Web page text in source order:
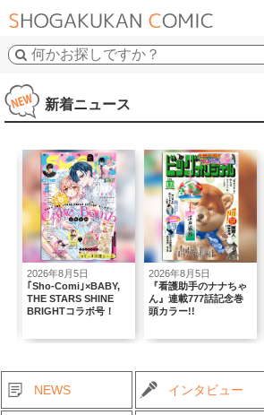
新着ニュース
2026年8月5日
｢Sho-Comi｣×BABY,
THE STARS SHINE
BRIGHTコラボ号！
2026年8月5日
『看護助手のナナちゃ
ん』連載777話記念巻
頭カラー!!
NEWS インタビュー